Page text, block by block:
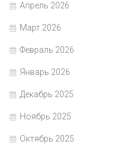
Апрель 2026
Март 2026
Февраль 2026
Январь 2026
Декабрь 2025
Ноябрь 2025
Октябрь 2025